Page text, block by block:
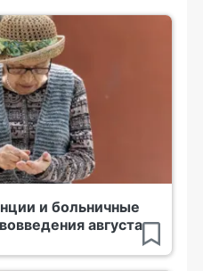
и больничные
августа